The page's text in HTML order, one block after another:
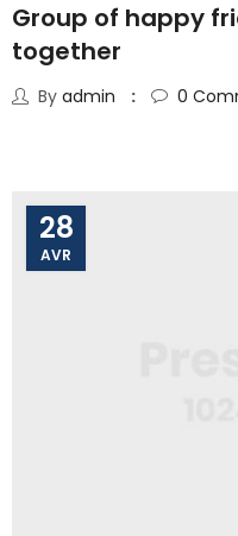
Group of happy
together
By admin 0
28
AVR